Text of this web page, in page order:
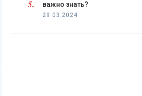
важно знать?
29.03.2024